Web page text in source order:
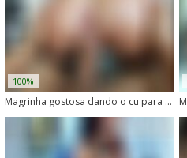
100%
Magrinha gostosa dando o cu para o cachorro